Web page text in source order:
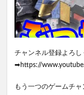
チャンネル登録よろし
➡https://
もう一つのゲームチャ